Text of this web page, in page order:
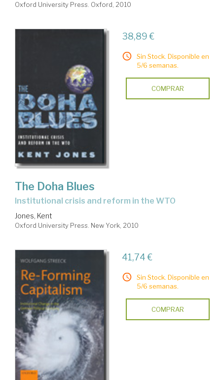
Oxford University Press. Oxford, 2010
38,89 €
Sin Stock. Disponible en
5/6 semanas.
COMPRAR
The Doha Blues
institutional crisis and reform in the WTO
Jones, Kent
Oxford University Press. New York, 2010
41,74 €
Sin Stock. Disponible en
5/6 semanas.
COMPRAR